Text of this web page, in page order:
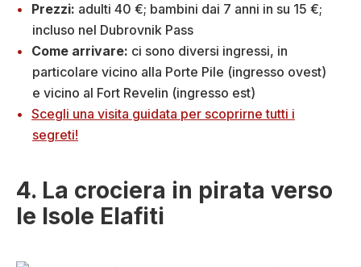
Prezzi: adulti 40 €; bambini dai 7 anni in su 15 €;
incluso nel Dubrovnik Pass
Come arrivare: ci sono diversi ingressi, in
particolare vicino alla Porte Pile (ingresso ovest)
e vicino al Fort Revelin (ingresso est)
Scegli una visita guidata per scoprirne tutti i
segreti!
4. La crociera in pirata verso
le Isole Elafiti